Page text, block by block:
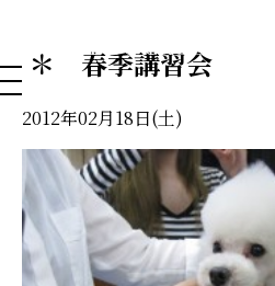
NAHA DOG GROOMING
＊ 春季講習会
2012年02月18日(土)